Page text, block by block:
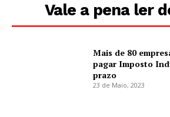
Vale a pena ler
Mais de 80
pagar Imposto
prazo
23 de Maio, 2023